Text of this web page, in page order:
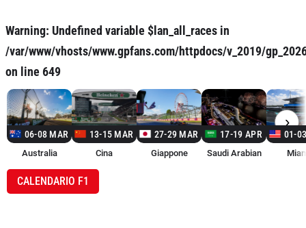
Warning: Undefined variable $lan_all_races in
/var/www/vhosts/www.gpfans.com/httpdocs/v_2019/
on line 649
06-08 MAR
Australia
13-15 MAR
Cina
27-29 MAR
Giappone
17-19 APR
Saudi Arabian
01-
›
CALENDARIO F1